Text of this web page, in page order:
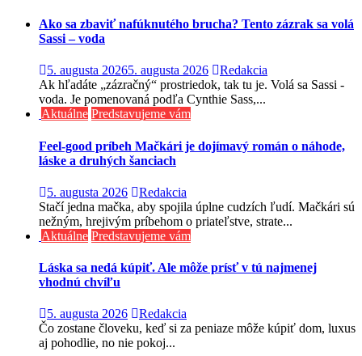
Ako sa zbaviť nafúknutého brucha? Tento zázrak sa volá
Sassi – voda
5. augusta 20265. augusta 2026
Redakcia
Ak hľadáte „zázračný“ prostriedok, tak tu je. Volá sa Sassi -
voda. Je pomenovaná podľa Cynthie Sass,...
Aktuálne Predstavujeme vám
Feel-good príbeh Mačkári je dojímavý román o náhode,
láske a druhých šanciach
5. augusta 2026
Redakcia
Stačí jedna mačka, aby spojila úplne cudzích ľudí. Mačkári sú
nežným, hrejivým príbehom o priateľstve, strate...
Aktuálne Predstavujeme vám
Láska sa nedá kúpiť. Ale môže prísť v tú najmenej
vhodnú chvíľu
5. augusta 2026
Redakcia
Čo zostane človeku, keď si za peniaze môže kúpiť dom, luxus
aj pohodlie, no nie pokoj...